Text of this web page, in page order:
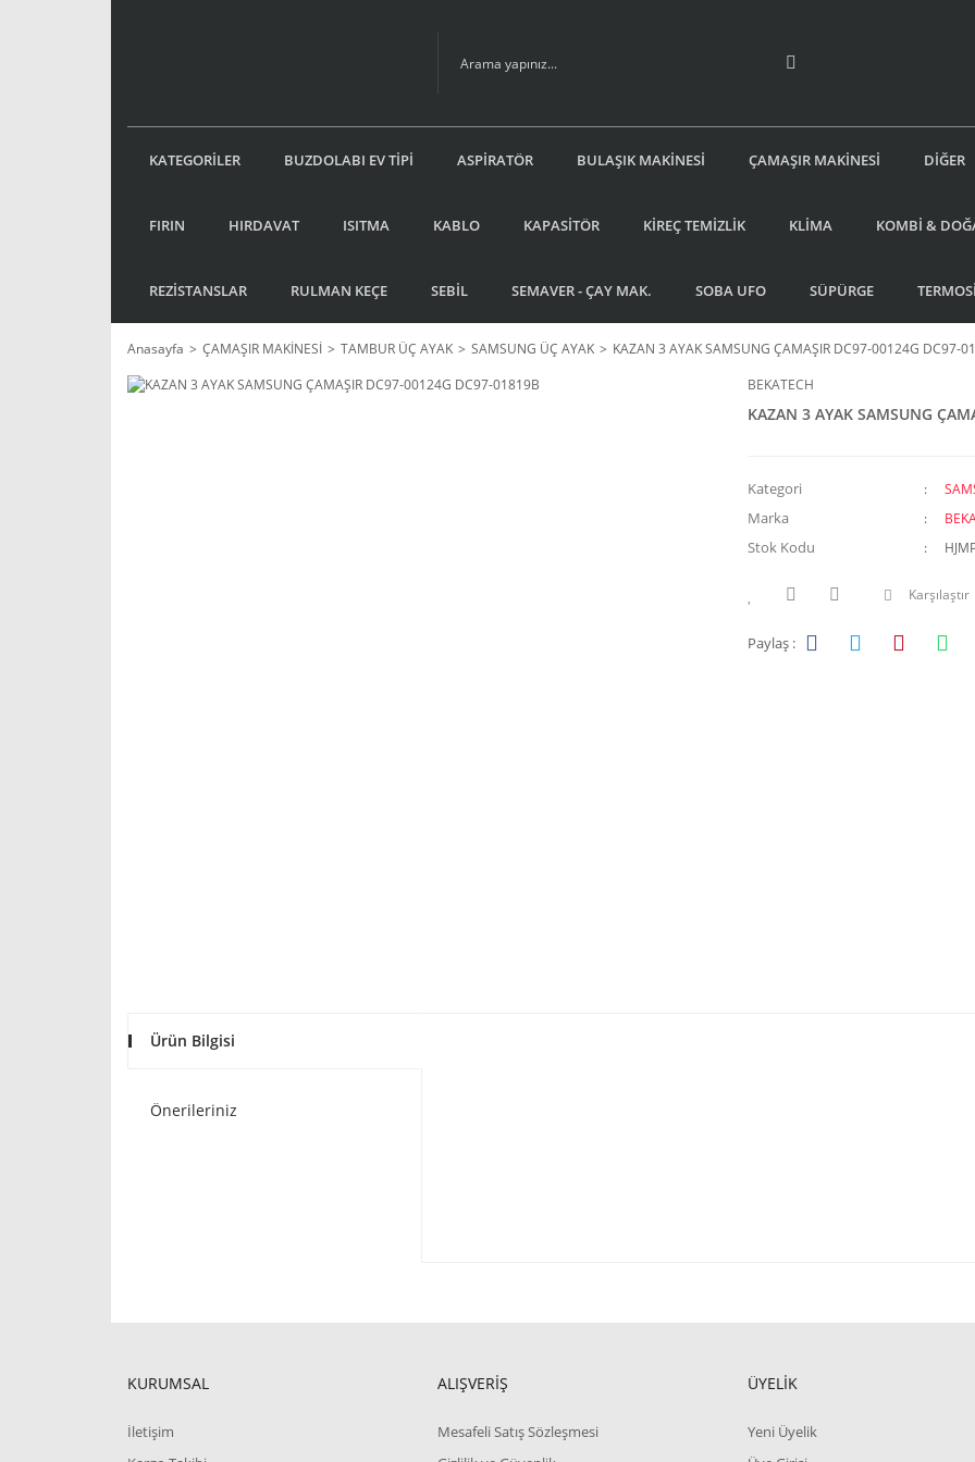
KATEGORİLER BUZDOLABI EV TİPİ ASPİRATÖR BULAŞIK MAKİNESİ ÇAMAŞIR MAKİNESİ DİĞER
FIRIN HIRDAVAT ISITMA KABLO KAPASİTÖR KİREÇ TEMİZLİK KLİMA KOMBİ &
REZİSTANSLAR RULMAN KEÇE SEBİL SEMAVER - ÇAY MAK. SOBA UFO SÜPÜRGE
Anasayfa ÇAMAŞIR MAKİNESİ TAMBUR ÜÇ AYAK SAMSUNG ÜÇ AYAK
KAZAN 3 AYAK SAMSUNG ÇAMAŞIR DC97-00124G DC97-
BEKATECH
KAZAN 3 AYAK SAMSUNG
Kategori
Marka
Stok Kodu
Karşılaştır
Paylaş :
Ürün Bilgisi
Önerileriniz
KURUMSAL
İletişim
ALIŞVERİŞ
Mesafeli Satış Sözleşmesi
ÜYELİK
Yeni Üyelik